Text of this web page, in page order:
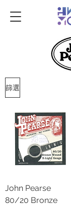
篩選
John Pearse
80/20 Bronze